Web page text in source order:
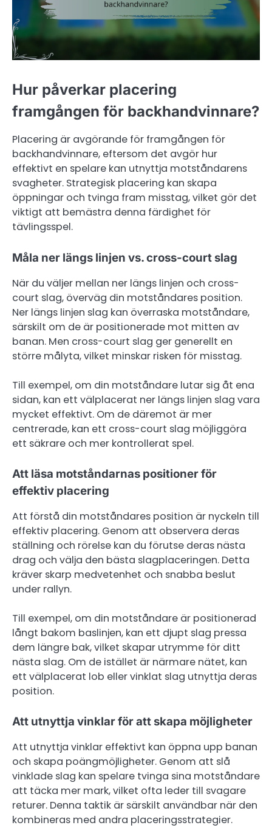
Hur påverkar placering
framgången för backhandvinnare?
Placering är avgörande för framgången för
backhandvinnare, eftersom det avgör hur
effektivt en spelare kan utnyttja motståndarens
svagheter. Strategisk placering kan skapa
öppningar och tvinga fram misstag, vilket gör det
viktigt att bemästra denna färdighet för
tävlingsspel.
Måla ner längs linjen vs. cross-court slag
När du väljer mellan ner längs linjen och cross-
court slag, överväg din motståndares position.
Ner längs linjen slag kan överraska motståndare,
särskilt om de är positionerade mot mitten av
banan. Men cross-court slag ger generellt en
större målyta, vilket minskar risken för misstag.
Till exempel, om din motståndare lutar sig åt ena
sidan, kan ett välplacerat ner längs linjen slag vara
mycket effektivt. Om de däremot är mer
centrerade, kan ett cross-court slag möjliggöra
ett säkrare och mer kontrollerat spel.
Att läsa motståndarnas positioner för
effektiv placering
Att förstå din motståndares position är nyckeln till
effektiv placering. Genom att observera deras
ställning och rörelse kan du förutse deras nästa
drag och välja den bästa slagplaceringen. Detta
kräver skarp medvetenhet och snabba beslut
under rallyn.
Till exempel, om din motståndare är positionerad
långt bakom baslinjen, kan ett djupt slag pressa
dem längre bak, vilket skapar utrymme för ditt
nästa slag. Om de istället är närmare nätet, kan
ett välplacerat lob eller vinklat slag utnyttja deras
position.
Att utnyttja vinklar för att skapa möjligheter
Att utnyttja vinklar effektivt kan öppna upp banan
och skapa poängmöjligheter. Genom att slå
vinklade slag kan spelare tvinga sina motståndare
att täcka mer mark, vilket ofta leder till svagare
returer. Denna taktik är särskilt användbar när den
kombineras med andra placeringsstrategier.